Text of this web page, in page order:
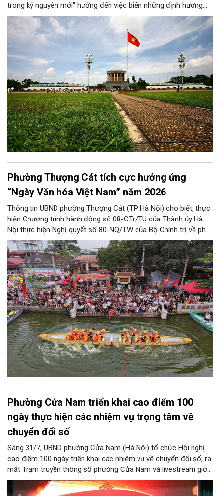
trong kỷ nguyên mới" hướng đến việc biến những định hướng
chiến lược trong Nghị quyết số 02-NQ/TW của Bộ Chính trị
thành niềm tin, thành nhận thức chung của mỗi người dân.
Phường Thượng Cát tích cực hưởng ứng
“Ngày Văn hóa Việt Nam” năm 2026
Thông tin UBND phường Thượng Cát (TP Hà Nội) cho biết, thực
hiện Chương trình hành động số 08-CTr/TU của Thành ủy Hà
Nội thực hiện Nghị quyết số 80-NQ/TW của Bộ Chính trị về phát
triển Văn hóa Việt Nam; Kế hoạch của UBND Thành phố Hà Nội,
phường Thượng Cát tổ chức nhiều hoạt động trong tháng
11/2026 hưởng ứng “Ngày Văn hóa Việt Nam” năm 2026 trên
địa bàn.
Phường Cửa Nam triển khai cao điểm 100
ngày thực hiện các nhiệm vụ trọng tâm về
chuyển đổi số
Sáng 31/7, UBND phường Cửa Nam (Hà Nội) tổ chức Hội nghị
cao điểm 100 ngày triển khai các nhiệm vụ về chuyển đổi số; ra
mắt Trạm truyền thông số phường Cửa Nam và livestream giới
thiệu các sản phẩm du lịch gắn với di sản, văn hóa kiến trúc
trên địa bàn.